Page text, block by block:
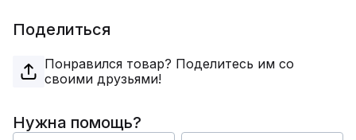
Поделиться
Понравился товар? Поделитесь им со
своими друзьями!
Нужна помощь?